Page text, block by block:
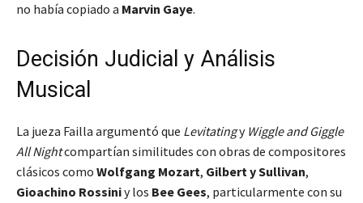
no había copiado a Marvin Gaye.
Decisión Judicial y Análisis
Musical
La jueza Failla argumentó que Levitatingy Wiggle and Giggle
All Nightcompartían similitudes con obras de compositores
clásicos como Wolfgang Mozart, Gilbert y Sullivan,
Gioachino Rossiniy los Bee Gees, particularmente con su